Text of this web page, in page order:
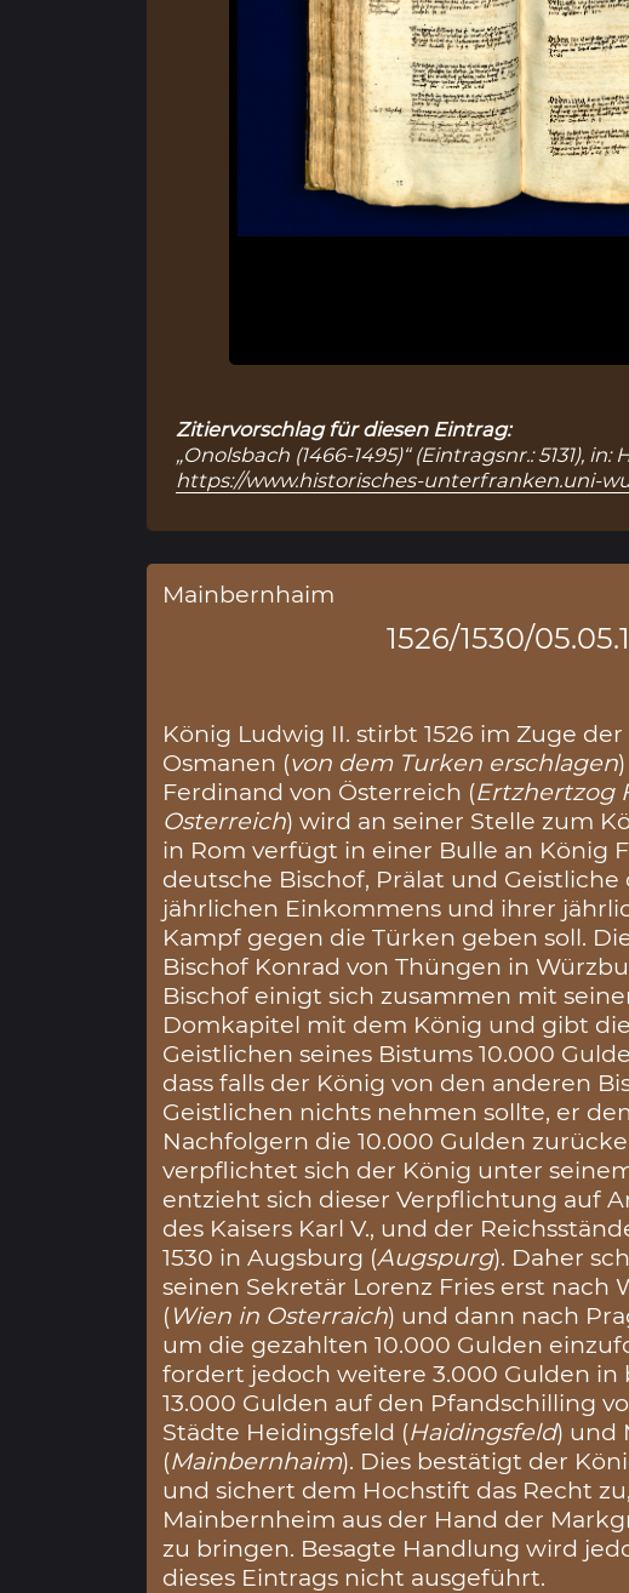
Zitiervorschlag für diesen Eintrag:
„Onolsbach (1466-1495)“ (Eintragsnr.: 5131),
https://www.historisches-unterfranken.uni-
Mainbernhaim
1526/1530/
König Ludwig II. stirbt 1526 im Zuge
Osmanen (von dem Turken erschlagen
Ferdinand von Österreich (Ertzhertzog
Osterreich) wird an seiner Stelle zum
in Rom verfügt in einer Bulle an König
deutsche Bischof, Prälat und
jährlichen Einkommens und ihrer
Kampf gegen die Türken geben soll.
Bischof Konrad von Thüngen in
Bischof einigt sich zusammen mit
Domkapitel mit dem König und gibt
Geistlichen seines Bistums 10.000
dass falls der König von den anderen
Geistlichen nichts nehmen sollte, er
Nachfolgern die 10.000 Gulden
verpflichtet sich der König unter
entzieht sich dieser Verpflichtung auf
des Kaisers Karl V., und der
1530 in Augsburg (Augspurg). Daher
seinen Sekretär Lorenz Fries erst nach
(Wien in Osterraich) und dann nach
um die gezahlten 10.000 Gulden
fordert jedoch weitere 3.000 Gulden in
13.000 Gulden auf den Pfandschilling
Städte Heidingsfeld (Haidingsfeld) und
(Mainbernhaim). Dies bestätigt der
und sichert dem Hochstift das Recht
Mainbernheim aus der Hand der
zu bringen. Besagte Handlung wird
dieses Eintrags nicht ausgeführt.